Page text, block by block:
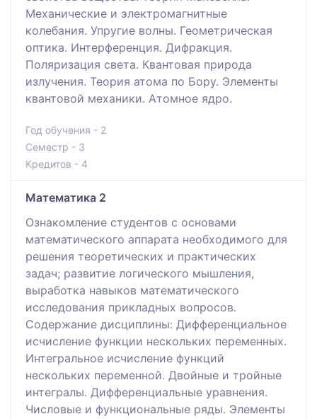
Механические и электромагнитные
колебания. Упругие волны. Геометрическая
оптика. Интерференция. Дифракция.
Поляризация света. Квантовая природа
излучения. Теория атома по Бору. Элементы
квантовой механики. Атомное ядро.
Год обучения - 2
Семестр - 3
Кредитов - 4
Математика 2
Ознакомление студентов с основами
математического аппарата необходимого для
решения теоретических и практических
задач; развитие логического мышления,
выработка навыков математического
исследования прикладных вопросов.
Содержание дисциплины: Дифференциальное
исчисление функции нескольких переменных.
Интегральное исчисление функций
нескольких переменной. Двойные и тройные
интегралы. Дифференциальные уравнения.
Числовые и функциональные ряды. Элементы